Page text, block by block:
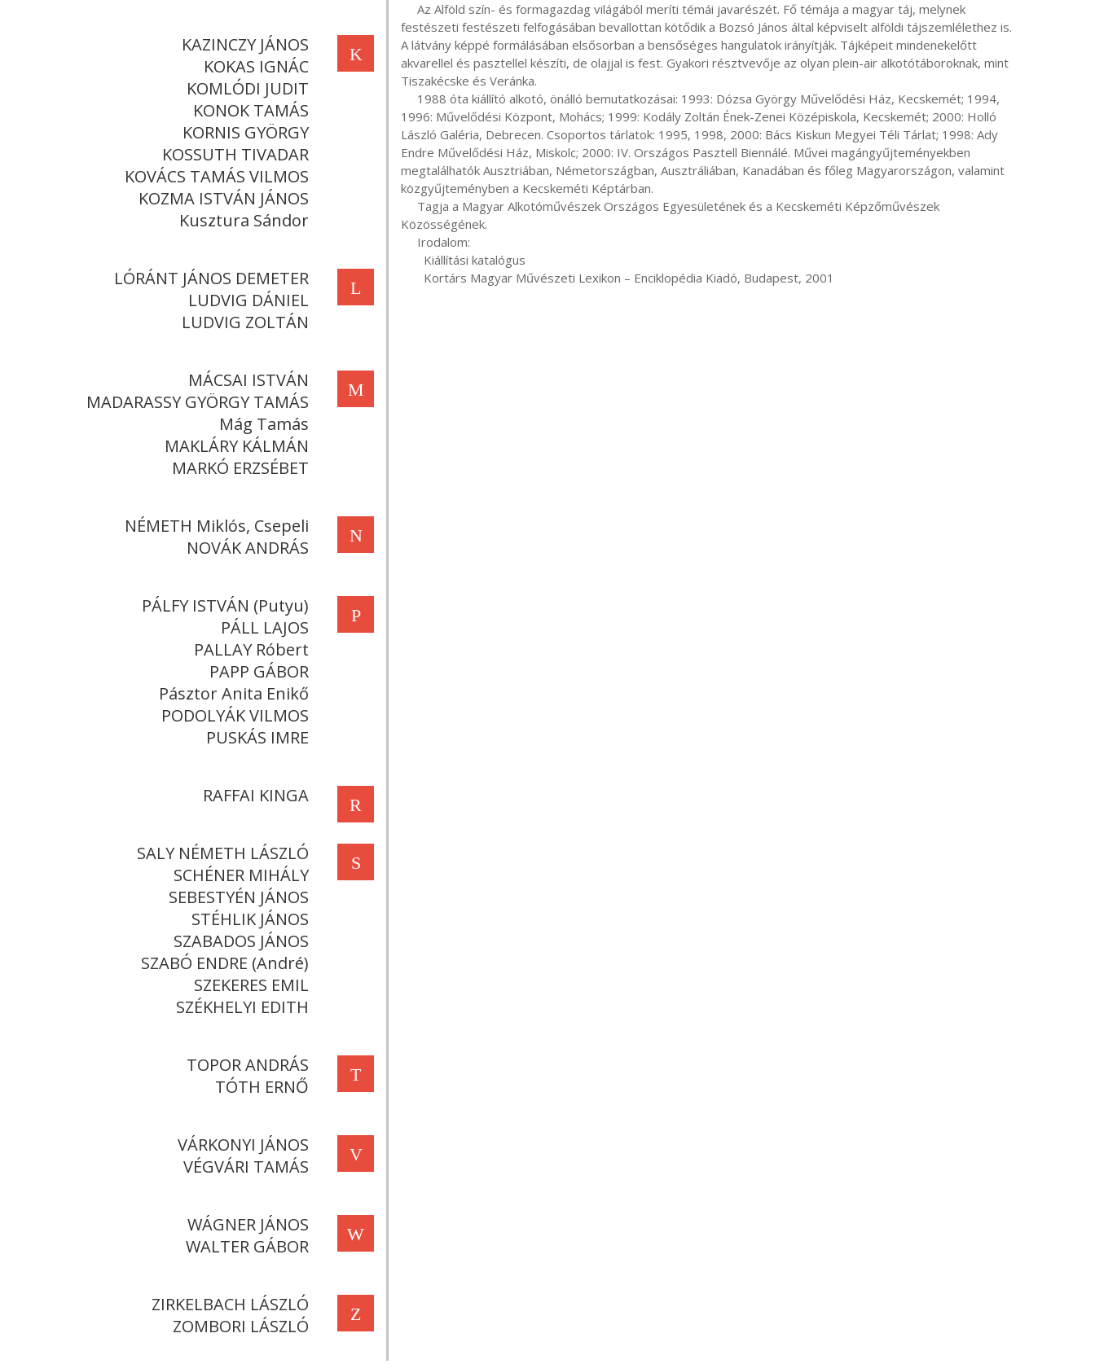
K
KAZINCZY JÁNOS
KOKAS IGNÁC
KOMLÓDI JUDIT
KONOK TAMÁS
KORNIS GYÖRGY
KOSSUTH TIVADAR
KOVÁCS TAMÁS VILMOS
KOZMA ISTVÁN JÁNOS
Kusztura Sándor
L
LÓRÁNT JÁNOS DEMETER
LUDVIG DÁNIEL
LUDVIG ZOLTÁN
M
MÁCSAI ISTVÁN
MADARASSY GYÖRGY TAMÁS
Mág Tamás
MAKLÁRY KÁLMÁN
MARKÓ ERZSÉBET
N
NÉMETH Miklós, Csepeli
NOVÁK ANDRÁS
P
PÁLFY ISTVÁN (Putyu)
PÁLL LAJOS
PALLAY Róbert
PAPP GÁBOR
Pásztor Anita Enikő
PODOLYÁK VILMOS
PUSKÁS IMRE
R
RAFFAI KINGA
S
SALY NÉMETH LÁSZLÓ
SCHÉNER MIHÁLY
SEBESTYÉN JÁNOS
STÉHLIK JÁNOS
SZABADOS JÁNOS
SZABÓ ENDRE (André)
SZEKERES EMIL
SZÉKHELYI EDITH
T
TOPOR ANDRÁS
TÓTH ERNŐ
V
VÁRKONYI JÁNOS
VÉGVÁRI TAMÁS
W
WÁGNER JÁNOS
WALTER GÁBOR
Z
ZIRKELBACH LÁSZLÓ
ZOMBORI LÁSZLÓ
festészeti festészeti felfogásában bevallottan kötődik a Bozsó János által képviselt alföldi tájszemlélethez is.
A látvány képpé formálásában elsősorban a bensőséges hangulatok irányítják. Tájképeit mindenekelőtt
akvarellel és pasztellel készíti, de olajjal is fest. Gyakori résztvevője az olyan plein-air alkotótáboroknak, mint
Tiszakécske és Veránka.
1996: Művelődési Központ, Mohács; 1999: Kodály Zoltán Ének-Zenei Középiskola, Kecskemét; 2000: Holló
László Galéria, Debrecen. Csoportos tárlatok: 1995, 1998, 2000: Bács Kiskun Megyei Téli Tárlat; 1998: Ady
Endre Művelődési Ház, Miskolc; 2000: IV. Országos Pasztell Biennálé. Művei magángyűjteményekben
megtalálhatók Ausztriában, Németországban, Ausztráliában, Kanadában és főleg Magyarországon, valamint
közgyűjteményben a Kecskeméti Képtárban.
Közösségének.
       Kortárs Magyar Művészeti Lexikon – Enciklopédia Kiadó, Budapest, 2001